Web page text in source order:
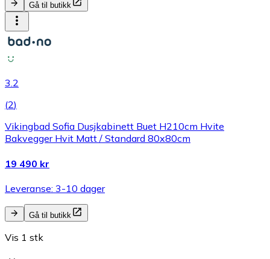
Gå til butikk
3.2
(2)
Vikingbad Sofia Dusjkabinett Buet H210cm Hvite
Bakvegger Hvit Matt / Standard 80x80cm
19 490 kr
Leveranse: 3-10 dager
Gå til butikk
Vis 1 stk